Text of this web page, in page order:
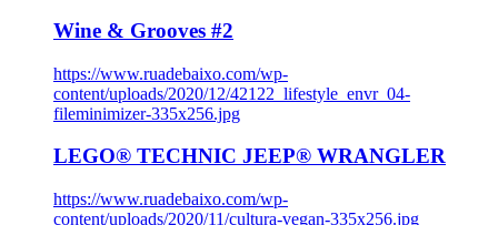
Wine & Grooves #2
https://www.ruadebaixo.com/wp-
content/uploads/2020/12/42122_lifestyle_envr_04-
fileminimizer-335x256.jpg
LEGO® TECHNIC JEEP® WRANGLER
https://www.ruadebaixo.com/wp-
content/uploads/2020/11/cultura-vegan-335x256.jpg